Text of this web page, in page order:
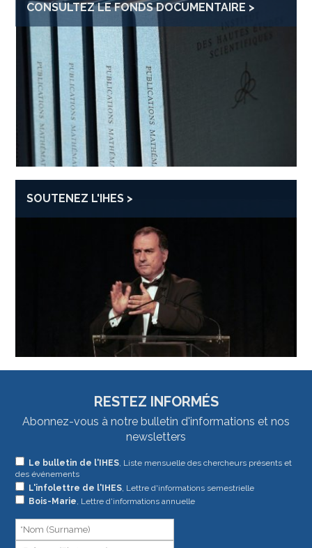
CONSULTEZ LE FONDS DOCUMENTAIRE
SOUTENEZ L'IHES
RESTEZ INFORMÉS
Abonnez-vous à notre bulletin d'informations et nos
newsletters
Le bulletin de l'IHES, Liste mensuelle des chercheurs présents et
des événements
L'infolettre de l'IHES , Lettre d'informations semestrielle
Bois-Marie, Lettre d'informations annuelle
Si
vous
êtes
humain,
ne